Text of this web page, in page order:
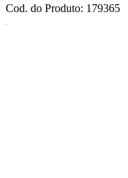
Cod. do Produto: 179365